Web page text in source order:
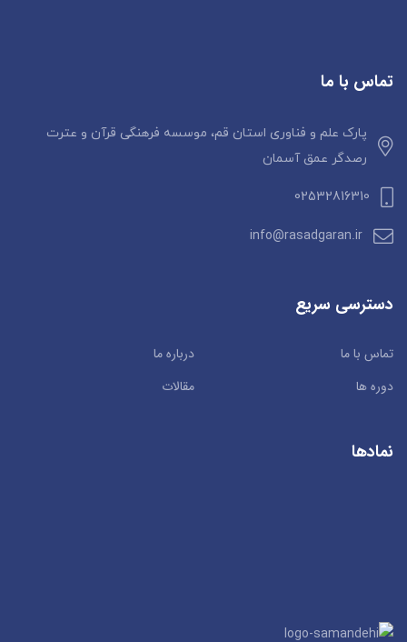
تماس با ما
پارک علم و فناوری استان قم، موسسه فرهنگی قرآن و عترت
رصدگر عمق آسمان
02532816310
info@rasadgaran.ir
دسترسی سریع
تماس با ما
درباره ما
دوره ها
مقالات
نمادها
© 2019. راستچین سازی توسط